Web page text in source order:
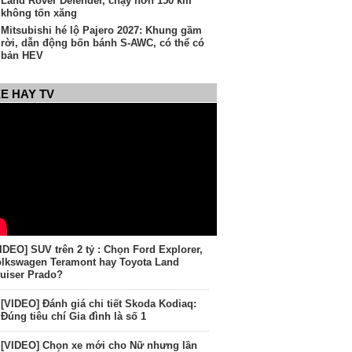
không tốn xăng
Mitsubishi hé lộ Pajero 2027: Khung gầm
rời, dẫn động bốn bánh S-AWC, có thể có
bản HEV
HAY TV
SUV trên 2 tỷ : Chọn Ford Explorer,
Teramont hay Toyota Land
Prado?
[VIDEO] Đánh giá chi tiết Skoda Kodiaq:
Đúng tiêu chí Gia đình là số 1
[VIDEO] Chọn xe mới cho Nữ nhưng lần